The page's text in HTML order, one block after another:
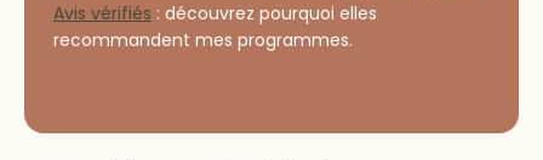
Avis vérifiés : découvrez pourquoi elles
recommandent mes programmes.